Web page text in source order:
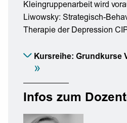
Kleingruppenarbeit wird
Liwowsky: Strategisch-
Therapie der Depression
Kursreihe: Grundkurse
»
Infos zum